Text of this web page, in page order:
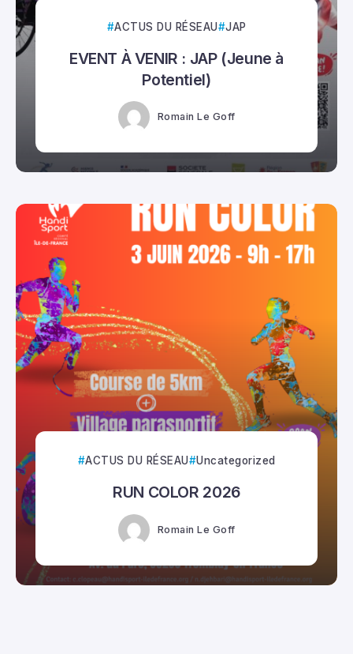
ACTUS DU RÉSEAU JAP
EVENT À VENIR : JAP (Jeune à
Potentiel)
Romain Le Goff
ACTUS DU RÉSEAU Uncategorized
RUN COLOR 2026
Romain Le Goff